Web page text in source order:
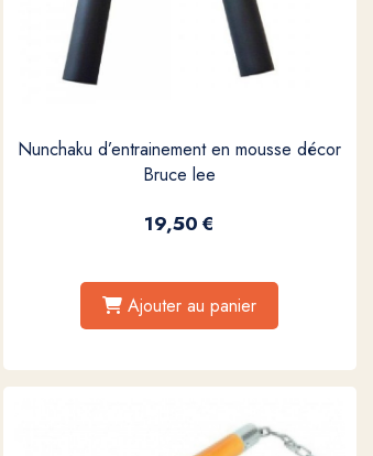
Nunchaku d’entrainement en mousse décor
Bruce lee
19,50€
Ajouter au panier